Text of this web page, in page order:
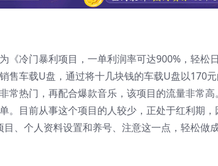
《冷门暴利项目，一单利润率可达900%，轻松
售车载U盘，通过将十几块钱的车载U盘以170
常热门，再配合爆款音乐，该项目的流量非常
。目前从事这个项目的人较少，正处于红利期
、个人资料设置和养号、注意这一点，轻松做